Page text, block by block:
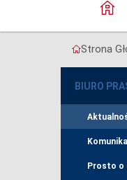
Strona
BIURO
Prosto o